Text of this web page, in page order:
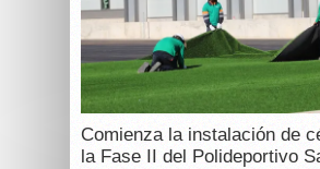
Comienza la instalación de
la Fase II del Polideportivo